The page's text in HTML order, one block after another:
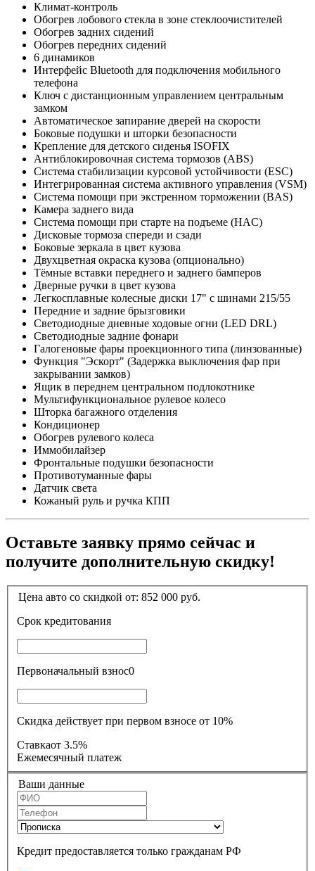
Климат-контроль
Обогрев лобового стекла в зоне стеклоочистителей
Обогрев задних сидений
Обогрев передних сидений
6 динамиков
Интерфейс Bluetooth для подключения мобильного
телефона
Ключ с дистанционным управлением центральным
замком
Автоматическое запирание дверей на скорости
Боковые подушки и шторки безопасности
Крепление для детского сиденья ISOFIX
Антиблокировочная система тормозов (ABS)
Система стабилизации курсовой устойчивости (ESC)
Интегрированная система активного управления (VSM)
Система помощи при экстренном торможении (BAS)
Камера заднего вида
Система помощи при старте на подъеме (HAC)
Дисковые тормоза спереди и сзади
Боковые зеркала в цвет кузова
Двухцветная окраска кузова (опционально)
Тёмные вставки переднего и заднего бамперов
Дверные ручки в цвет кузова
Легкосплавные колесные диски 17" с шинами 215/55
Передние и задние брызговики
Светодиодные дневные ходовые огни (LED DRL)
Светодиодные задние фонари
Галогеновые фары проекционного типа (линзованные)
Функция "Эскорт" (Задержка выключения фар при
закрывании замков)
Ящик в переднем центральном подлокотнике
Мультифункциональное рулевое колесо
Шторка багажного отделения
Кондиционер
Обогрев рулевого колеса
Иммобилайзер
Фронтальные подушки безопасности
Противотуманные фары
Датчик света
Кожаный руль и ручка КПП
Оставьте заявку прямо сейчас и
получите дополнительную скидку!
Цена авто со скидкой от: 852 000 руб.
Срок кредитования
Первоначальный взнос0
Скидка действует при первом взносе от 10%
Ставкаот 3.5%
Ежемесячный платеж
Ваши данные
Кредит предоставляется только гражданам РФ